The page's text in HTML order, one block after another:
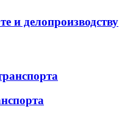
и делопроизводству